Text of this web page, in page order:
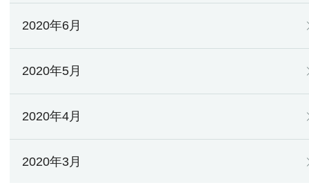
2020年6月
2020年5月
2020年4月
2020年3月